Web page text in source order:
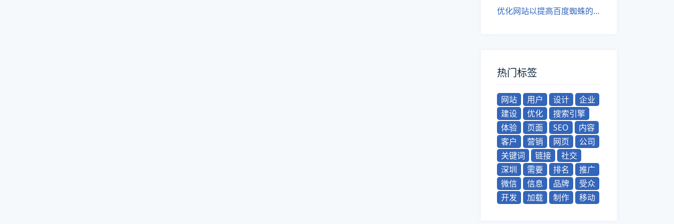
优化网站以提高百度蜘蛛的爬行效率
热门标签
网站 用户 设计
企业
建设
优化
搜索引擎
体验
页面 SEO
内容
客户
营销 网页
公司
关键词
链接
社交
深圳
需要 排名
推广
微信
信息 品牌
受众
开发
加载 制作 移动